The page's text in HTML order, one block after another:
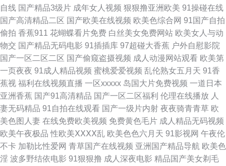
1024国产看片基地 超碰69资源 一级欧美tv 91传媒拍的视频免费观看 日韩无
码成人网 草莓视频在线播放 日本不卡一二三区 99福利电影 91视屏在线免费
观看网站 99草免费视频 超碰人人在线91 成人性交片免费看 国产11页 吃瓜
黑料在线麻烦 国产熟nv91 国外碰视频网站91 老湿机导航 狼友福利导航 久
久密欧洲 色打炮在线免费视频 91av综合 91美鲍 91在国线产 91同城色情 日
韩精品三级AV 91蜜臀 国产韩国欧美 亚洲色8P 97国产视频 日本va在线网站
自线 国产精品3级片 成年女人视频 狠狠撸亚洲欧美 91操碰在线
国产高清精品二区 国产欧美在线视频 欧美色综合网 91国产自拍
偷拍 香蕉911 花蝴蝶看片免费 白丝美女免费网站 欧美女人与动
物交 国产精品无码电影 91插插库 97超碰大香蕉 户外自慰影院
国产一区二区二区 国产偷窥盗摄视频 成人动漫网站观看 欧美第
一页夜夜 91成人精品视频 蜜桃爱爱视频 乱伦熟女五月天 91香
蕉视 福利在线视频直播 一区xxxxx 岛国大片免费视频 一道日本
亚洲香蕉 国产91高清精品 国产一区二区福利 伦理在线播放 人
妻无码精品 91自拍在线观看 国产一级片内射 夜夜骑青青草 欧
美色图人妻 在线免费欧美视频 免费黄色毛片 成人精品无码视频
欧美午夜极品 性欧美ⅩⅩⅩⅩ乱 欧美色色六月天 91影视网 午夜伦
不卡 加勒比性爱网 青草国产在线视频 亚洲国产精品导航 欧美色
淫 波多野结依电影 91狠狠撸 成人深夜电影 精品国产美女剃毛